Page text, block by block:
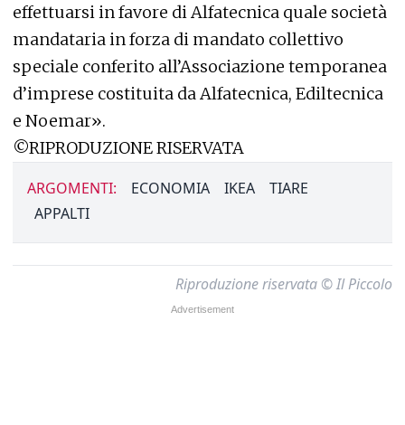
effettuarsi in favore di Alfatecnica quale società
mandataria in forza di mandato collettivo
speciale conferito all’Associazione temporanea
d’imprese costituita da Alfatecnica, Ediltecnica
e Noemar».
©RIPRODUZIONE RISERVATA
ARGOMENTI: ECONOMIA IKEA
TIARE
APPALTI
Riproduzione riservata © Il Piccolo